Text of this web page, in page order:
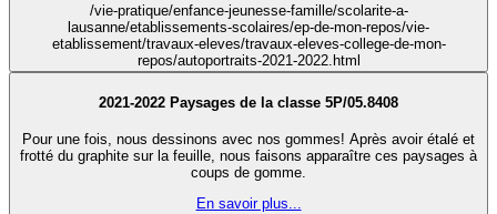
/vie-pratique/enfance-jeunesse-famille/scolarite-a-
lausanne/etablissements-scolaires/ep-de-mon-repos/vie-
etablissement/travaux-eleves/travaux-eleves-college-de-mon-
repos/autoportraits-2021-2022.html
2021-2022 Paysages de la classe 5P/05.8408
Pour une fois, nous dessinons avec nos gommes! Après avoir étalé et
frotté du graphite sur la feuille, nous faisons apparaître ces paysages à
coups de gomme.
En savoir plus...